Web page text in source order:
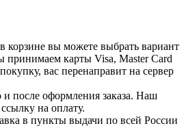
корзине вы можете выбрать вариант
карты Visa, Master Card
вас перенаправит на сервер
после оформления заказа. Наш
на оплату.
в пункты выдачи по всей России